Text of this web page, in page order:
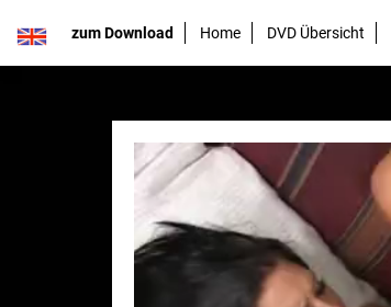
zum Download Home DVD Übersicht